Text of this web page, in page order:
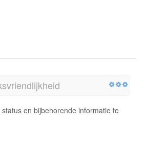
en bijbehorende informatie te